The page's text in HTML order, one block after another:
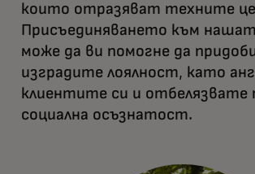
които отразяват техните
Присъединяването към
може да ви помогне да
изградите лоялност, като
клиентите си и отбелязвате
социална осъзнатост.